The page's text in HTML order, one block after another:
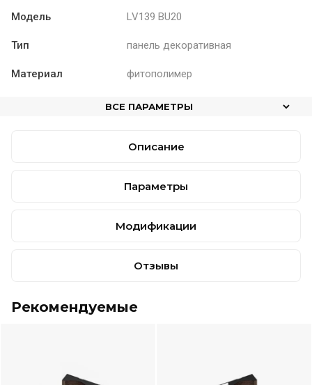
Модель LV139 BU20
Тип панель декоративная
Материал фитополимер
ВСЕ ПАРАМЕТРЫ
Описание
Параметры
Модификации
Отзывы
Рекомендуемые